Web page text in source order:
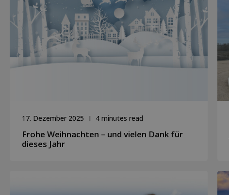
17. Dezember 2025 4 minutes read
Frohe Weihnachten – und vielen Dank für
dieses Jahr